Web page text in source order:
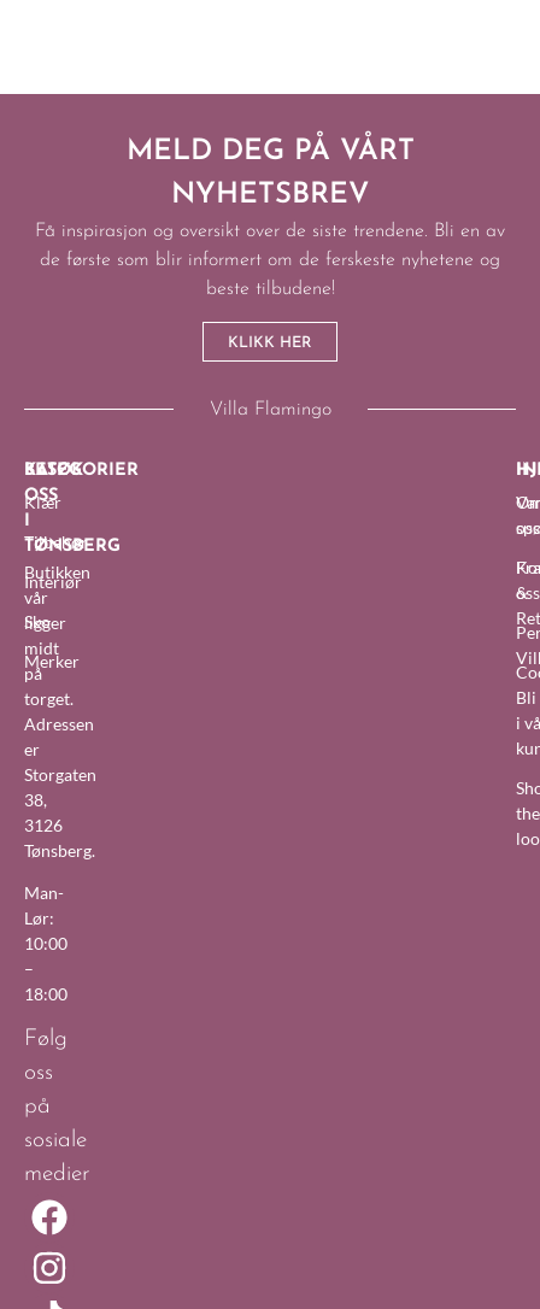
MELD DEG PÅ VÅRT
NYHETSBREV
Få inspirasjon og oversikt over de siste trendene. Bli en av
de første som blir informert om de ferskeste nyhetene og
beste tilbudene!
KLIKK HER
Villa Flamingo
BESØK
OSS
TØNSBERG
Butikken
vår
ligger
midt
på
torget.
Adressen
er
Storgaten
38,
3126
Tønsberg.
Man-
Lør:
10:00
–
18:00
Følg
oss
på
sosiale
medier
KATEGORIER
Klær
Tilbehør
Interiør
Sko
Merker
oss
&
Bli
i
the
oss